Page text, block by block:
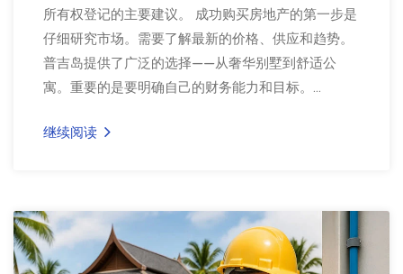
所有权登记的主要建议。 成功购买房地产的第一步是
仔细研究市场。需要了解最新的价格、供应和趋势。
普吉岛提供了广泛的选择——从奢华别墅到舒适公
寓。重要的是要明确自己的财务能力和目标。...
继续阅读